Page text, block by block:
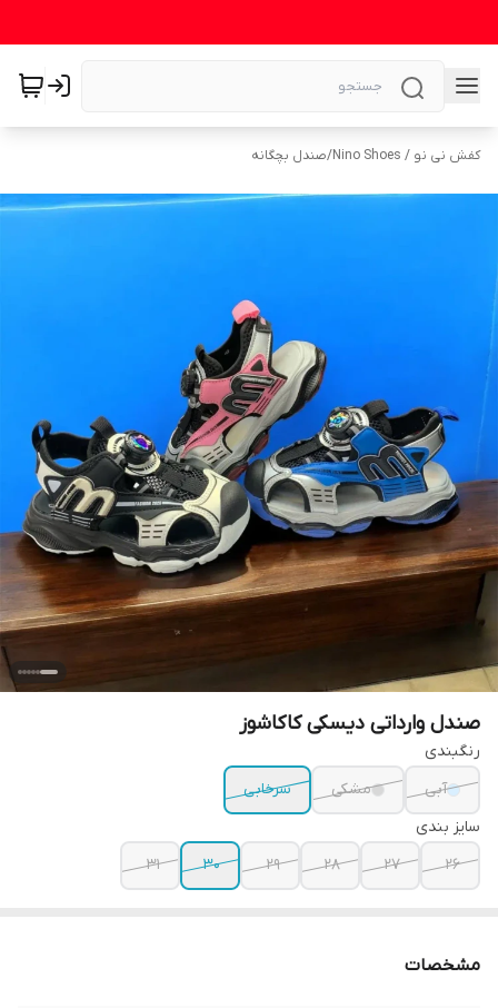
کفش نی نو / Nino Shoes /صندل بچگانه
صندل وارداتی دیسکی کاکاشوز
رنگبندی
آبی
مشکی
سرخابی
سایز بندی
26
27
28
29
30
31
مشخصات